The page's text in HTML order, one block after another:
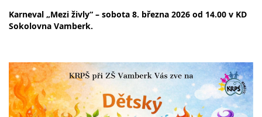
Karneval „Mezi živly“ – sobota 8. března 2026 od 14.00 v KD
Sokolovna Vamberk.